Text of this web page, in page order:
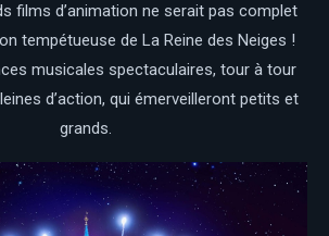
films d’animation ne serait pas complet
tempétueuse de La Reine des Neiges !
musicales spectaculaires, tour à tour
d’action, qui émerveilleront petits et
grands.